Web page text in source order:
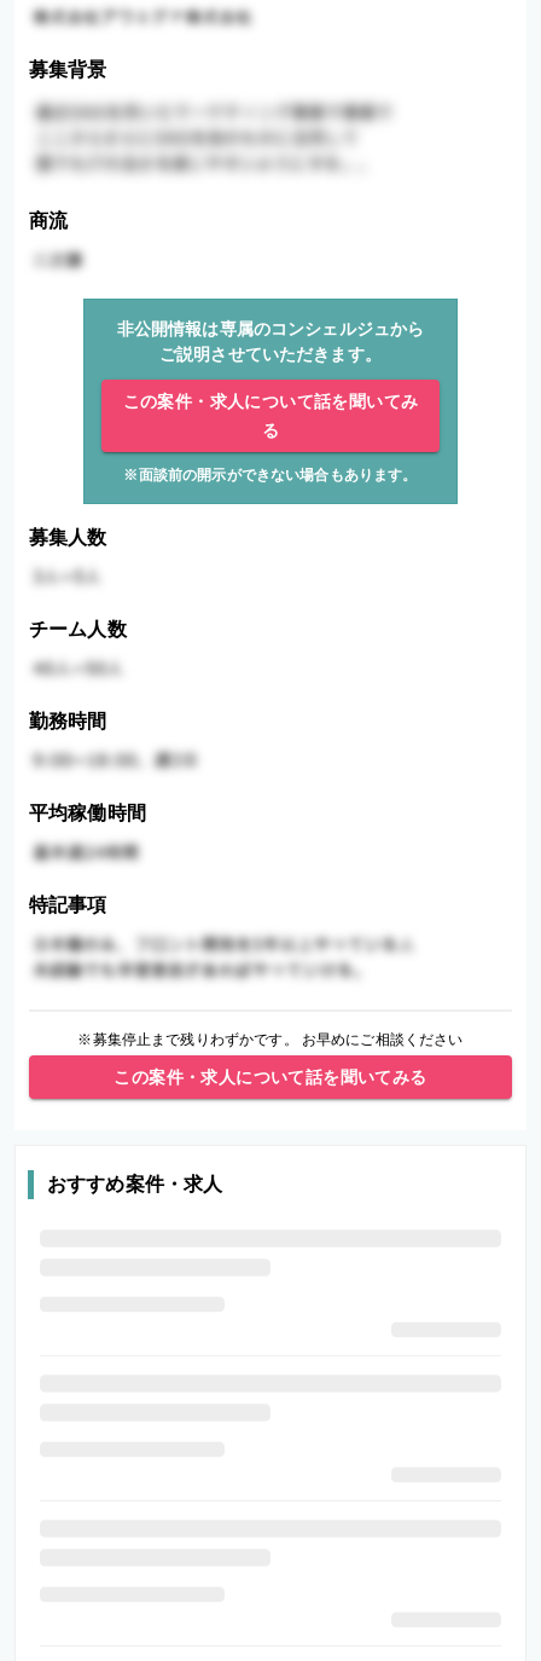
募集背景
商流
非公開情報は専属のコンシェルジュから
ご説明させていただきます。
この案件・求人について話を聞いてみ
る
※面談前の開示ができない場合もあります。
募集人数
チーム人数
勤務時間
平均稼働時間
特記事項
※募集停止まで残りわずかです。 お早めにご相談ください
この案件・求人について話を聞いてみる
おすすめ案件・求人